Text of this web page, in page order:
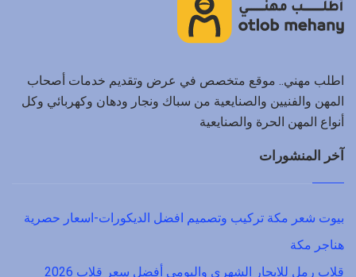
اطلب مهني.. موقع متخصص في عرض وتقديم خدمات أصحاب
المهن والفنيين والصنايعية من سباك ونجار ودهان وكهربائي وكل
أنواع المهن الحرة والصنايعية
آخر المنشورات
بيوت شعر مكة تركيب وتصميم افضل الديكورات-اسعار حصرية
هناجر مكة
قلاب رمل للايجار الشهري واليومي أفضل سعر قلاب 2026